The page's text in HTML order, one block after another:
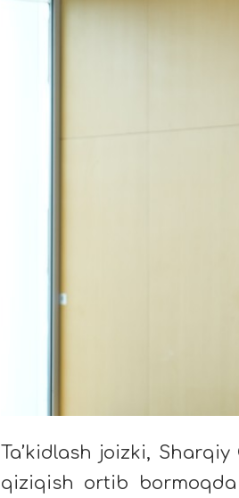
Ta’kidlash joizki,
qiziqish ortib